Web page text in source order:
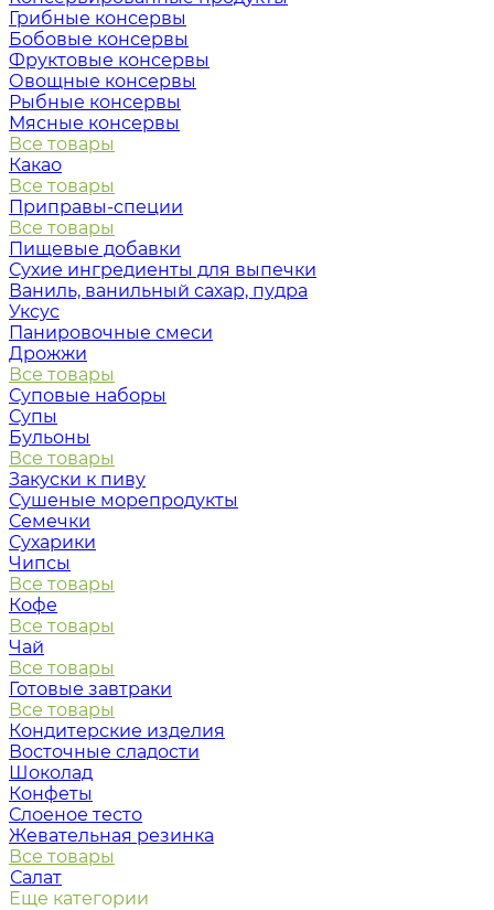
Грибные консервы
Бобовые консервы
Фруктовые консервы
Овощные консервы
Рыбные консервы
Мясные консервы
Все товары
Какао
Все товары
Приправы-специи
Все товары
Пищевые добавки
Сухие ингредиенты для выпечки
Ваниль, ванильный сахар, пудра
Уксус
Панировочные смеси
Дрожжи
Все товары
Суповые наборы
Супы
Бульоны
Все товары
Закуски к пиву
Сушеные морепродукты
Семечки
Сухарики
Чипсы
Все товары
Кофе
Все товары
Чай
Все товары
Готовые завтраки
Все товары
Кондитерские изделия
Восточные сладости
Шоколад
Конфеты
Слоеное тесто
Жевательная резинка
Все товары
Салат
Еще категории